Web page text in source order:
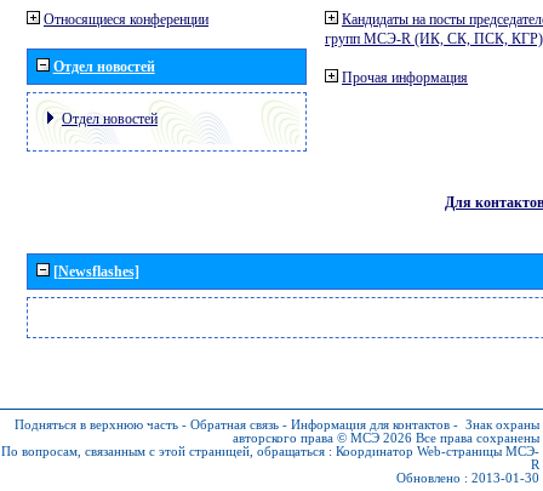
Относящиеся конференции
Отдел новостей
Отдел новостей
Кандидаты на посты
групп МСЭ-R (ИК, СК, ПСК, КГР)
Прочая информация
Для контактов
[Newsflashes]
Подняться в верхнюю часть - Обратная связь - Информация для контактов - Знак охраны
авторского права © МСЭ 2026 Все права сохранены
По вопросам, связанным с этой страницей, обращаться : Координатор Web-страницы МСЭ-
R
Обновлено : 2013-01-30